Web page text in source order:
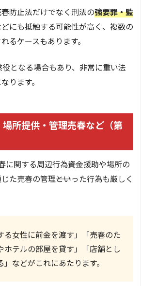
防止法だけでなく刑法の強要罪・監
にも抵触する可能性が高く、複数の
るケースもあります。
となる場合もあり、非常に重い法
ります。
所提供・管理売春など（第
に関する周辺行為――資金援助や場所の
た売春の管理――といった行為も厳しく
る女性に前金を渡す」「売春のた
ホテルの部屋を貸す」「店舗とし
などがこれにあたります。